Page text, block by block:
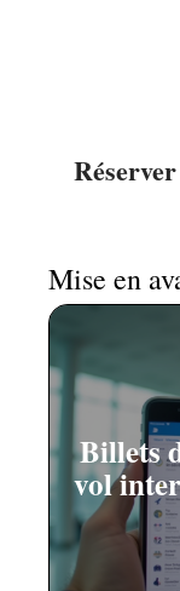
Mise en
Billets
vol